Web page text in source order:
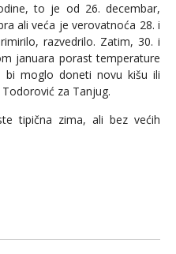
to je od 26. decembar,
ali veća je verovatnoća 28. i
razvedrilo. Zatim, 30. i
januara porast temperature
bi moglo doneti novu kišu ili
za Tanjug.
tipična zima, ali bez većih